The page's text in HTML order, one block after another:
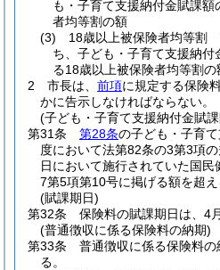
も・子育て支援納付金賦課
者均等割の額
(3)
18歳以上被保険者均等割
ち、子ども・子育て支援納
る18歳以上被保険者均等割の
2
市長は、 前項に規定する保険
かに告示しなければならない。
(子ども・子育て支援納付金賦
第31条
第28条の子ども・子育
度において法第82条の3第3項
日において施行されていた国
7第5項第10号に掲げる額を超え
(賦課期日)
第32条
保険料の賦課期日は、4
(普通徴収に係る保険料の納期)
第33条
普通徴収に係る保険料
る。